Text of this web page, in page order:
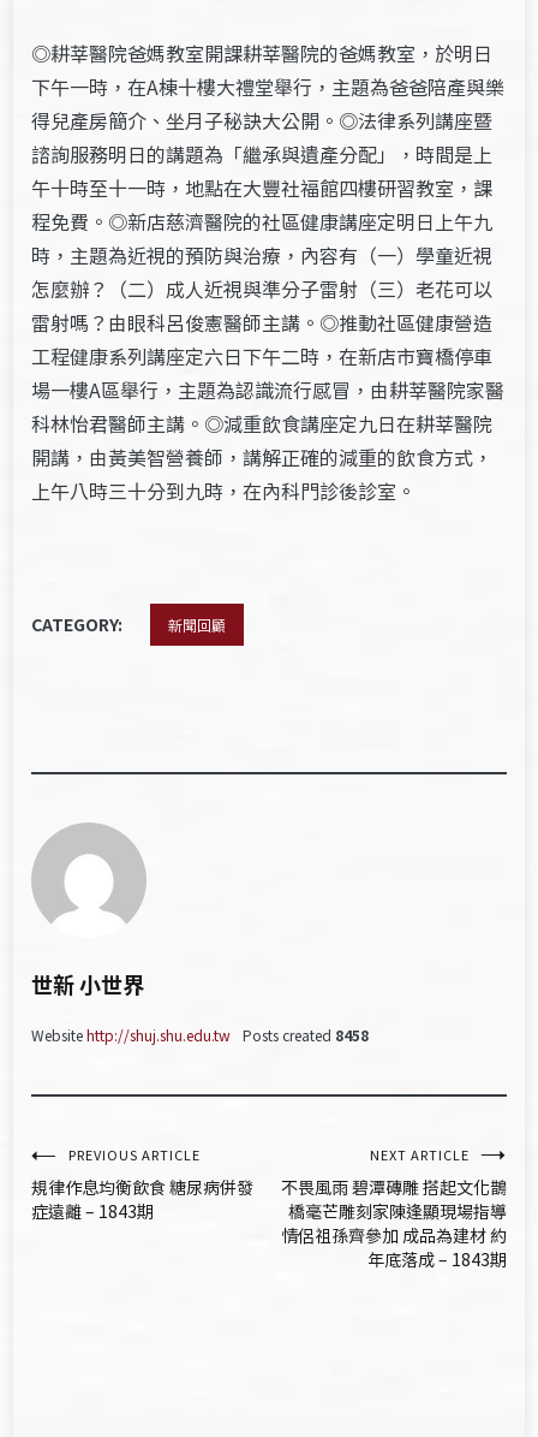
◎耕莘醫院爸媽教室開課耕莘醫院的爸媽教室，於明日
下午一時，在A棟十樓大禮堂舉行，主題為爸爸陪產與樂
得兒產房簡介、坐月子秘訣大公開。◎法律系列講座暨
諮詢服務明日的講題為「繼承與遺產分配」，時間是上
午十時至十一時，地點在大豐社福館四樓研習教室，課
程免費。◎新店慈濟醫院的社區健康講座定明日上午九
時，主題為近視的預防與治療，內容有（一）學童近視
怎麼辦？（二）成人近視與準分子雷射（三）老花可以
雷射嗎？由眼科呂俊憲醫師主講。◎推動社區健康營造
工程健康系列講座定六日下午二時，在新店市寶橋停車
場一樓A區舉行，主題為認識流行感冒，由耕莘醫院家醫
科林怡君醫師主講。◎減重飲食講座定九日在耕莘醫院
開講，由黃美智營養師，講解正確的減重的飲食方式，
上午八時三十分到九時，在內科門診後診室。
CATEGORY: 新聞回顧
世新 小世界
Websitehttp://shuj.shu.edu.tw Posts created 8458
文
章
PREVIOUS ARTICLE
規律作息均衡飲食 糖尿病併發
症遠離 – 1843期
NEXT ARTICLE
不畏風雨 碧潭磚雕 搭起文化鵲
橋毫芒雕刻家陳逢顯現場指導
情侶祖孫齊參加 成品為建材 約
年底落成 – 1843期